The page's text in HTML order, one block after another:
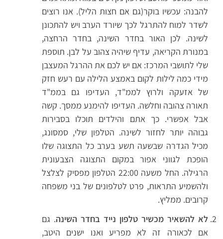
להבנה: עכשיו בוקר(גם אם חצות הליל). אנו רוצים
לשדר למוח להתרגל לכך שיורד הערב ויש להתכונן
לשינה. לכן האור בחדר השינה, בחדר הרחצה,
במנורת הקריאה, עדיף שיהיה צהוב על לבן. תוספת
שלי לתושבי המרכז: אם יש לכם את ההרגל המעצבן
מידי כמה לילות לקום באמצע הלילה עם רעש חזק
של אזעקה ולרוץ לממ"ד, העדיפו גם בממ"ד
תאורה צהובה וחלשה. העדיפו להימנע ממסך. קשה
אבל אפשרי. כך אתם והילדים תוכלו בסבירות
גבוהה יותר לחזור לשינה. הטלפון שלי, סמסונג,
מכיל הגדרה שבשעה תשע בערב כל התצוגה שלו
הופכת לגווני אפור במקום התצוגה הצבעונית
הרגילה. החל משעה 22:00 הטלפון מפסיק לצלצל
ולהשמיע התראות, פרט לטלפונים של בני משפחה
קרובים. ממליץ.
לא להשאיר מכשיר טלפון נייד בחדר השינה. גם
אם לכאורה זה לא מפריע ואנו ישנים היטב,